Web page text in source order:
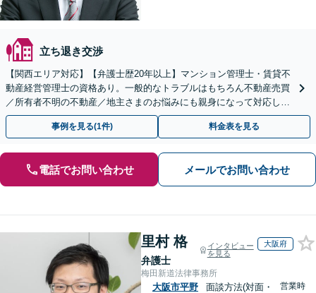
立ち退き交渉
【関西エリア対応】【弁護士歴20年以上】マンション管理士・賃貸不
動産経営管理士の資格あり。一般的なトラブルはもちろん不動産売買
／所有者不明の不動産／地主さまのお悩みにも親身になって対応しま
す【夜間・休日の相談可】
事例を見る(1件) 料金表を見る
電話でお問い合わせ メールでお問い合わせ
里村 格
弁護士
インタビュー
を見る
大阪府
梅田新道法律事務所
大阪市平野
面談方法(対面・
営業時